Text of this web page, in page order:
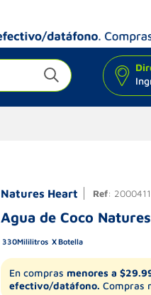
Natures Heart Ref:
Agua de Coco
330Mililitros Botella
En compras menores a
efectivo/datáfono. Compras